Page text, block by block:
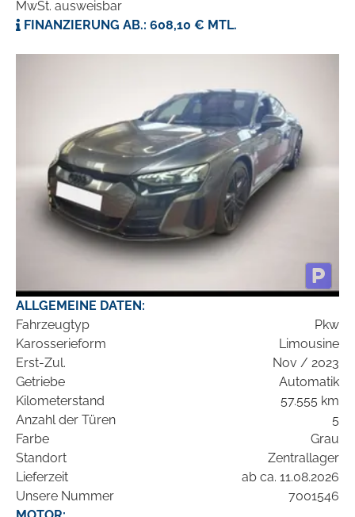
MwSt. ausweisbar
FINANZIERUNG AB.: 608,10 € MTL.
ALLGEMEINE DATEN:
Fahrzeugtyp
Pkw
Karosserieform
Limousine
Erst-Zul.
Nov / 2023
Getriebe
Automatik
Kilometerstand
57.555 km
Anzahl der Türen
5
Farbe
Grau
Standort
Zentrallager
Lieferzeit
ab ca. 11.08.2026
Unsere Nummer
7001546